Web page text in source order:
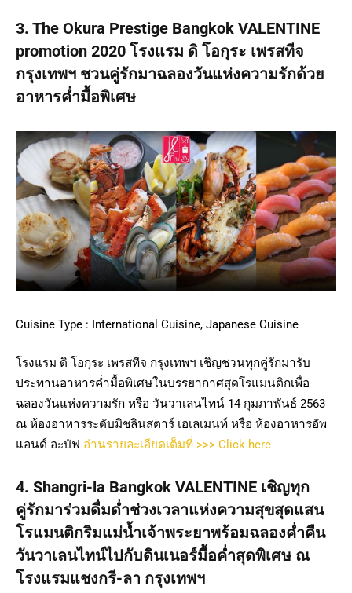
3. The Okura Prestige Bangkok VALENTINE
promotion 2020 โรงแรม ดิ โอกุระ เพรสทีจ
กรุงเทพฯ ชวนคู่รักมาฉลองวันแห่งความรักด้วย
อาหารค่ำมื้อพิเศษ
Cuisine Type : International Cuisine, Japanese Cuisine
โรงแรม ดิ โอกุระ เพรสทีจ กรุงเทพฯ เชิญชวนทุกคู่รักมารับ
ประทานอาหารค่ำมื้อพิเศษในบรรยากาศสุดโรแมนติกเพื่อ
ฉลองวันแห่งความรัก หรือ วันวาเลนไทน์ 14 กุมภาพันธ์ 2563
ณ ห้องอาหารระดับมิชลินสตาร์ เอเลเมนท์ หรือ ห้องอาหารอัพ
แอนด์ อะบัฟ อ่านรายละเอียดเต็มที่ >>> Click here
4. Shangri-la Bangkok VALENTINE เชิญทุก
คู่รักมาร่วมดื่มด่ำช่วงเวลาแห่งความสุขสุดแสน
โรแมนติกริมแม่น้ำเจ้าพระยาพร้อมฉลองค่ำคืน
วันวาเลนไทน์ไปกับดินเนอร์มื้อค่ำสุดพิเศษ ณ
โรงแรมแชงกรี-ลา กรุงเทพฯ